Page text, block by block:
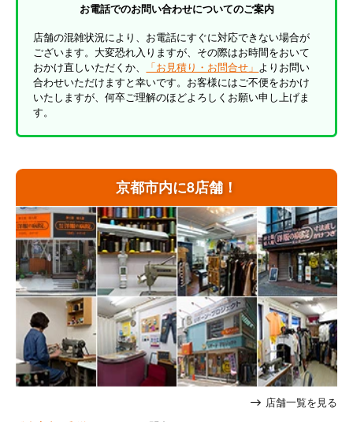
京都市内に8店舗！
店舗一覧を見る
お電話でのお問い合わせについてのご案内
店舗の混雑状況により、お電話にすぐに対応できない場合が
ございます。大変恐れ入りますが、その際はお時間をおいて
おかけ直しいただくか、
「お見積り・お問合せ」 よりお問い
合わせいただけますと幸いです。お客様にはご不便をおかけ
いたしますが、何卒ご理解のほどよろしくお願い申し上げま
す。